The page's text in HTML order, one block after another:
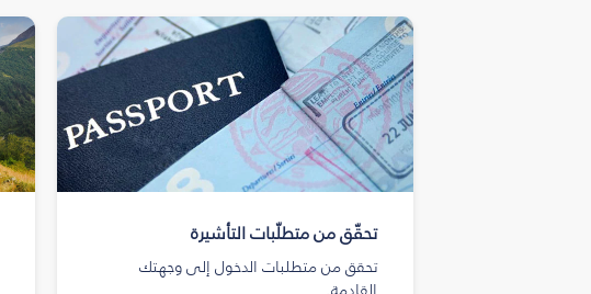
تحقّق من متطلّبات التأشيرة
تحقق من متطلبات الدخول إلى وجهتك